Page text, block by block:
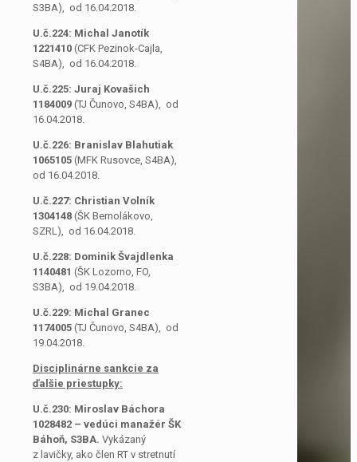
S3BA), od 16.04.2018.
U.č.224: Michal Janotík
1221410 (CFK Pezinok-Cajla,
S4BA), od 16.04.2018.
U.č.225: Juraj Kovašich
1184009 (TJ Čunovo, S4BA), od
16.04.2018.
U.č.226: Branislav Blahutiak
1065105 (MFK Rusovce, S4BA),
od 16.04.2018.
U.č.227: Christian Volník
1304148 (ŠK Bernolákovo,
SZRL), od 16.04.2018.
U.č.228: Dominik Švajdlenka
1140481 (ŠK Lozorno, FO,
S3BA), od 19.04.2018.
U.č.229: Michal Granec
1174005 (TJ Čunovo, S4BA), od
19.04.2018.
Disciplinárne sankcie za
ďalšie priestupky:
U.č.230: Miroslav Báchora
1028482 – vedúci manažér ŠK
Báhoň, S3BA. Vykázaný
z lavičky, ako člen RT v stretnutí